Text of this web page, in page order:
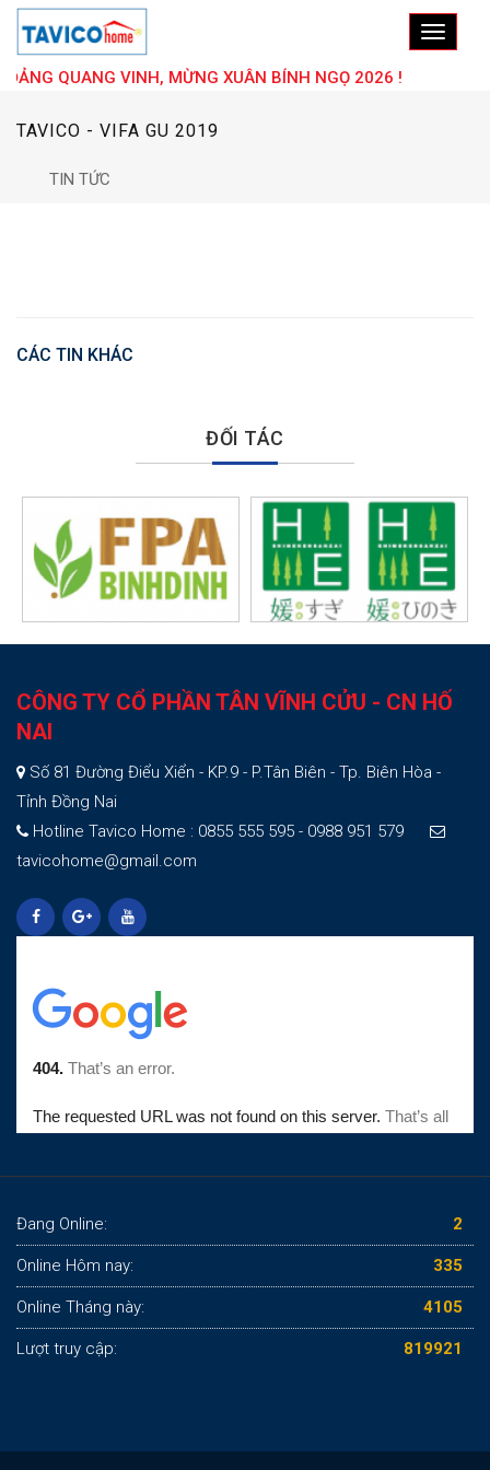
QUANG VINH, MỪNG XUÂN BÍNH NGỌ 2026 !
TAVICO - VIFA GU 2019
TIN TỨC
CÁC TIN KHÁC
ĐỐI TÁC
CÔNG TY CỔ PHẦN TÂN VĨNH CỬU - CN HỐ
NAI
Số 81 Đường Điểu Xiển - KP.9 - P.Tân Biên - Tp. Biên Hòa -
Tỉnh Đồng Nai
Hotline Tavico Home : 0855 555 595 - 0988 951 579
tavicohome@gmail.com
Đang Online: 2
Online Hôm nay: 335
Online Tháng này: 4105
Lượt truy cập: 819921